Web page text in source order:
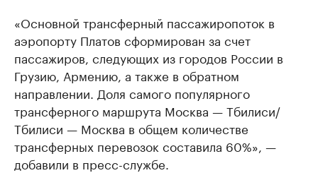
«Основной трансферный пассажиропоток в
аэропорту Платов сформирован за счет
пассажиров, следующих из городов России в
Грузию, Армению, а также в обратном
направлении. Доля самого популярного
трансферного маршрута Москва — Тбилиси/
Тбилиси — Москва в общем количестве
трансферных перевозок составила 60%», —
добавили в пресс-службе.